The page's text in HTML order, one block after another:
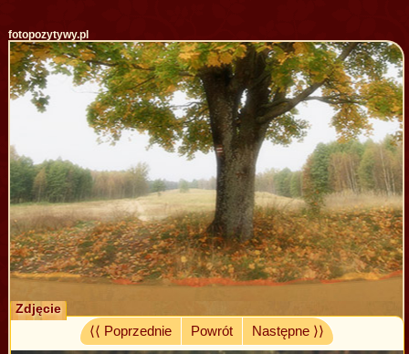
fotopozytywy.pl
Zdjęcie
⟨⟨ Poprzednie
Powrót Następne ⟩⟩